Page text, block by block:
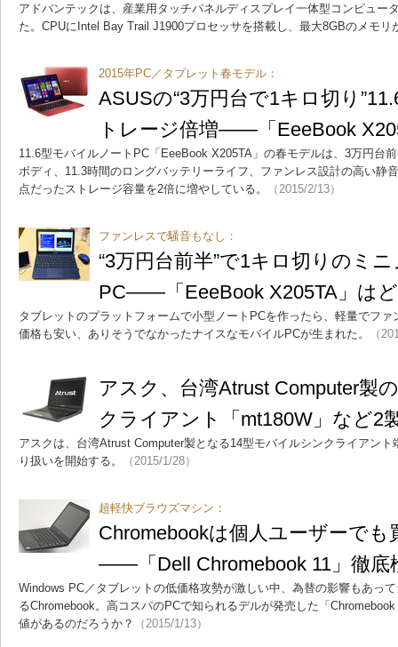
アドバンテックは、産業用タッチパネルディスプレイ一体型コンピュー
た。CPUにIntel Bay Trail J1900プロセッサを搭載し、最大8GBのメモリ
2015年PC／タブレット春モデル：
ASUSの“3万円台で1キロ切り
トレージ倍増――「EeeBook
11.6型モバイルノートPC「EeeBook X205TA」の春モデルは、3万円台
ボディ、11.3時間のロングバッテリーライフ、ファンレス設計の高い静
点だったストレージ容量を2倍に増やしている。
（2015/2/13）
ファンレスで騒音もなし：
“3万円台前半”で1キロ切りのミ
PC――「EeeBook X205TA」は
タブレットのプラットフォームで小型ノートPCを作ったら、軽量でフ
価格も安い、ありそうでなかったナイスなモバイルPCが生まれた。
（
アスク、台湾Atrust Computer製
クライアント「mt180W」など2
アスクは、台湾Atrust Computer製となる14型モバイルシンクライアン
り扱いを開始する。
（2015/1/28）
超軽快ブラウズマシン：
Chromebookは個人ユーザーでも
――「Dell Chromebook 11」徹底
Windows PC／タブレットの低価格攻勢が激しい中、為替の影響もあっ
るChromebook。高コスパのPCで知られるデルが発売した「
値があるのだろうか？
（2015/1/13）